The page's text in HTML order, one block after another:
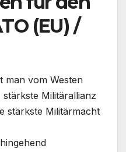
(EU) /
man vom Westen
stärkste Militärallianz
stärkste Militärmacht